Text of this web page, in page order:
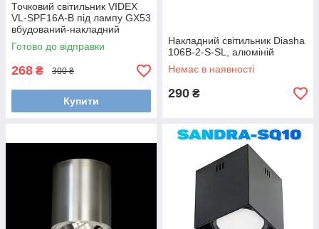
Точковий світильник VIDEX
VL-SPF16A-B під лампу GX53
вбудований-накладний
чорний 90х50мм
Готово до відправки
268 ₴ 300 ₴
Купити
Накладний світильник Diasha
106B-2-S-SL, алюміній
Немає в наявності
290 ₴